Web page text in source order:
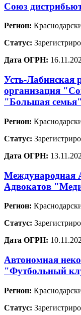
Союз
Регион:
Статус:
Дата ОГРН:
Усть-Лабинская
организация
"Большая семья"
Регион:
Статус:
Дата ОГРН:
Международная
Адвокатов
Регион:
Статус:
Дата ОГРН:
Автономная
"Футбольный
Регион:
Статус: